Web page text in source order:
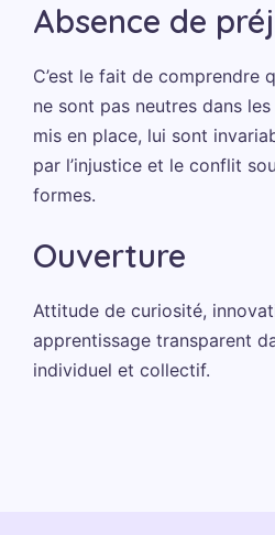
Absence de
C’est le fait de comprendre
ne sont pas neutres dans
mis en place, lui sont
par l’injustice et le conflit
formes.
Ouverture
Attitude de curiosité,
apprentissage transparent
individuel et collectif.